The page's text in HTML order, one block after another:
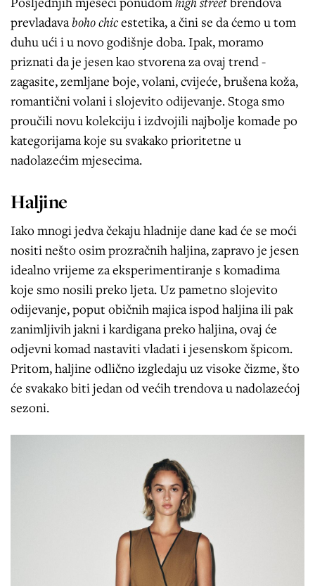
prevladavaboho chicestetika, a čini se da ćemo u tom
duhu ući i u novo godišnje doba. Ipak, moramo
priznati da je jesen kao stvorena za ovaj trend -
zagasite, zemljane boje, volani, cvijeće, brušena koža,
romantični volani i slojevito odijevanje. Stoga smo
proučili novu kolekciju i izdvojili najbolje komade po
kategorijama koje su svakako prioritetne u
nadolazećim mjesecima.
Haljine
Iako mnogi jedva čekaju hladnije dane kad će se moći
nositi nešto osim prozračnih haljina, zapravo je jesen
idealno vrijeme za eksperimentiranje s komadima
koje smo nosili preko ljeta. Uz pametno slojevito
odijevanje, poput običnih majica ispod haljina ili pak
zanimljivih jakni i kardigana preko haljina, ovaj će
odjevni komad nastaviti vladati i jesenskom špicom.
Pritom, haljine odlično izgledaju uz visoke čizme, što
će svakako biti jedan od većih trendova u nadolazećoj
sezoni.